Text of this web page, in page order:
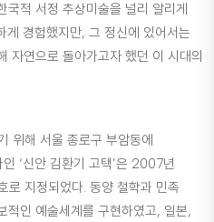
적 서정 추상미술을 널리 알리게
게 경험했지만, 그 정신에 있어서는
자연으로 돌아가고자 했던 이 시대의
위해 서울 종로구 부암동에
‘신안 김환기 고택’은 2007년
로 지정되었다. 동양 철학과 민족
적인 예술세계를 구현하였고, 일본,